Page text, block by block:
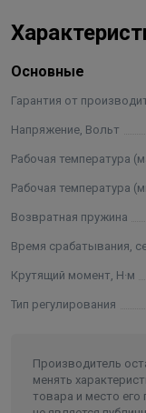
• Подвод
действующих норм.
• Запрещается
• Приводы
взрывоопасной
• С безопасно
Основные
Гарантия от
Напряжение, Вольт
Рабочая температура
Рабочая температура
Возвратная пружина
Время срабатывания,
Крутящий момент, Н·м
Тип регулирования
Производитель
менять
товара и место его